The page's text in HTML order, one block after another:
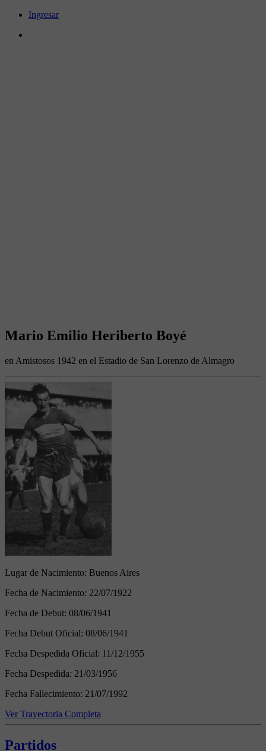
Ingresar
Mario Emilio Heriberto Boyé
en Amistosos 1942 en el Estadio de San Lorenzo de Almagro
Lugar de Nacimiento: Buenos Aires
Fecha de Nacimiento: 22/07/1922
Fecha de Debut: 08/06/1941
Fecha Debut Oficial: 08/06/1941
Fecha Despedida Oficial: 11/12/1955
Fecha Despedida: 21/03/1956
Fecha Fallecimiento: 21/07/1992
Ver Trayectoria Completa
Partidos